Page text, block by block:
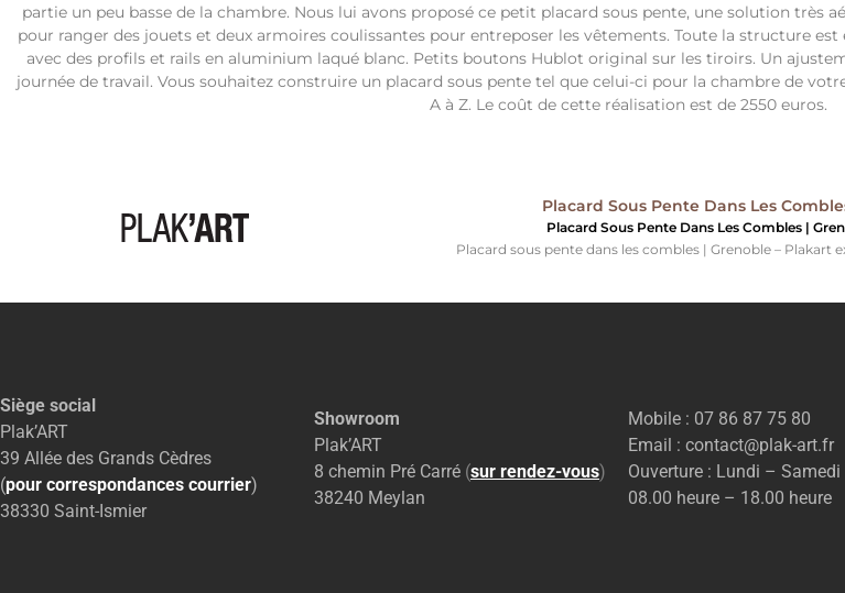
partie un peu basse de la chambre. Nous lui avons proposé ce petit placard sous pente, une solution très
pour ranger des jouets et deux armoires coulissantes pour entreposer les vêtements. Toute la structure est
avec des profils et rails en aluminium laqué blanc. Petits boutons Hublot original sur les tiroirs. Un
journée de travail. Vous souhaitez construire un placard sous pente tel que celui-ci pour la chambre de
A à Z. Le coût de cette réalisation est de 2550 euros.
Placard Sous Pente Dans Les
Placard Sous Pente Dans Les Combles |
Placard sous pente dans les combles | Grenoble – Plakart
Siège social
Plak’ART
39 Allée des Grands Cèdres
(pour correspondances courrier)
38330 Saint-Ismier
Showroom
Plak’ART
8 chemin Pré Carré (sur rendez-vous)
38240 Meylan
Mobile : 07 86 87 75 80
Email : contact@plak-art.fr
Ouverture : Lundi – Samedi
08.00 heure – 18.00 heure